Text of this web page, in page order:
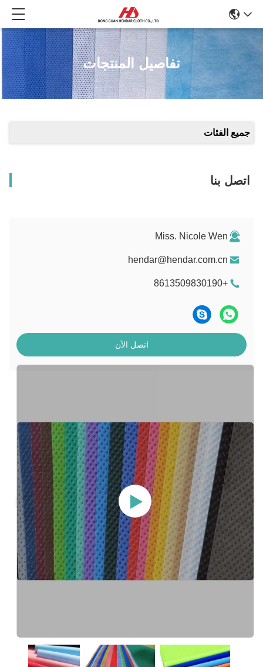
تفاصيل المنتجات
جميع الفئات
اتصل بنا
Miss. Nicole Wen
hendar@hendar.com.cn
+8613509830190
اتصل الآن